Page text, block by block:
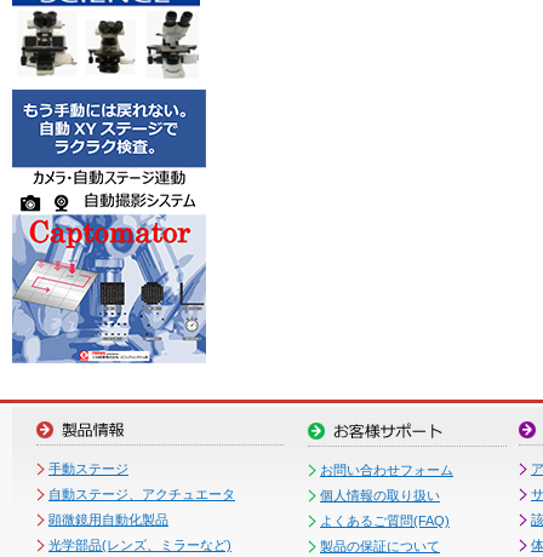
手動ステージ
自動ステージ、アクチュエータ
顕微鏡用自動化製品
光学部品(レンズ、ミラーなど)
お問い合わせフォーム
個人情報の取り扱い
よくあるご質問(FAQ)
製品の保証について